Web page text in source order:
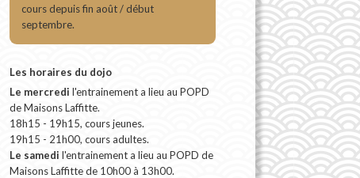
cours depuis fin août / début
septembre.
Les horaires du dojo
Le mercredi l'entrainement a lieu au POPD
de Maisons Laffitte.
18h15 - 19h15, cours jeunes.
19h15 - 21h00, cours adultes.
Le samedi l'entrainement a lieu au POPD de
Maisons Laffitte de 10h00 à 13h00.